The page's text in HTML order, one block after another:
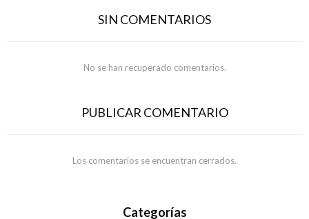
SIN COMENTARIOS
No se han recuperado comentarios.
PUBLICAR COMENTARIO
Los comentarios se encuentran cerrados.
Categorías